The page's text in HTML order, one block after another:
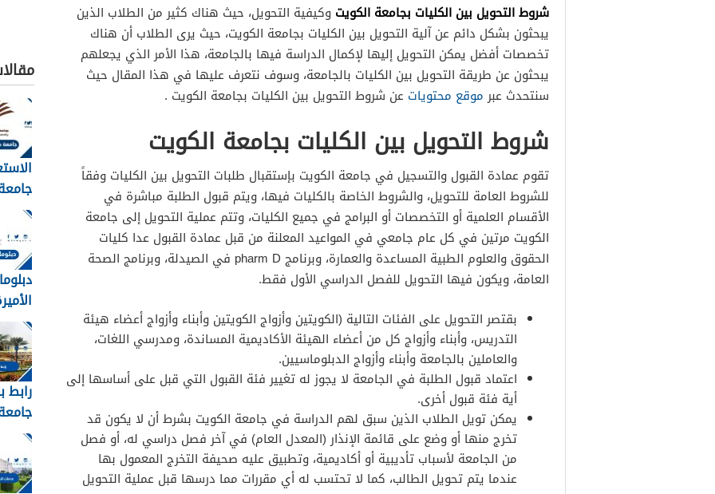
شروط التحويل بين الكليات بجامعة الكويت وكيفية التحويل، حيث هناك كثير من الطلاب الذين
يبحثون بشكل دائم عن آلية التحويل بين الكليات بجامعة الكويت، حيث يرى الطلاب أن هناك
تخصصات أفضل يمكن التحويل إليها لإكمال الدراسة فيها بالجامعة، هذا الأمر الذي يجعلهم
يبحثون عن طريقة التحويل بين الكليات بالجامعة، وسوف نتعرف عليها في هذا المقال حيث
سنتحدث عبرموقع محتويات عن شروط التحويل بين الكليات بجامعة الكويت .
شروط التحويل بين الكليات بجامعة الكويت
تقوم عمادة القبول والتسجيل في جامعة الكويت بإستقبال طلبات التحويل بين الكليات وفقاً
للشروط العامة للتحويل، والشروط الخاصة بالكليات فيها، ويتم قبول الطلبة مباشرة في
الأقسام العلمية أو التخصصات أو البرامج في جميع الكليات، وتتم عملية التحويل إلى جامعة
الكويت مرتين في كل عام جامعي في المواعيد المعلنة من قبل عمادة القبول عدا كليات
الحقوق والعلوم الطبية المساعدة والعمارة، وبرنامج pharm D في الصيدلة، وبرنامج الصحة
العامة، ويكون فيها التحويل للفصل الدراسي الأول فقط.
بقتصر التحويل على الفئات التالية (الكويتين وأزواج الكويتين وأبناء وأزواج أعضاء هيئة
التدريس، وأبناء وأزواج كل من أعضاء الهيئة الأكاديمية المساندة، ومدرسي اللغات،
والعاملين بالجامعة وأبناء وأزواج الدبلوماسيين.
اعتماد قبول الطلبة في الجامعة لا يجوز له تغيير فئة القبول التي قبل على أساسها إلى
أية فئة قبول أخرى.
يمكن تويل الطلاب الذين سبق لهم الدراسة في جامعة الكويت بشرط أن لا يكون قد
تخرج منها أو وضع على قائمة الإنذار (المعدل العام) في آخر فصل دراسي له، أو فصل
من الجامعة لأسباب تأديبية أو أكاديمية، وتطبيق عليه صحيفة التخرج المعمول بها
عندما يتم تحويل الطالب، كما لا تحتسب له أي مقررات مما درسها قبل عملية التحويل
1448
رابط
kau